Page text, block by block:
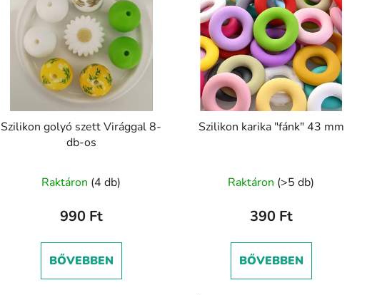
Szilikon golyó szett Virággal 8-
db-os
Raktáron (4 db)
990 Ft
BŐVEBBEN
Szilikon karika "fánk" 43 mm
Raktáron (>5 db)
390 Ft
BŐVEBBEN